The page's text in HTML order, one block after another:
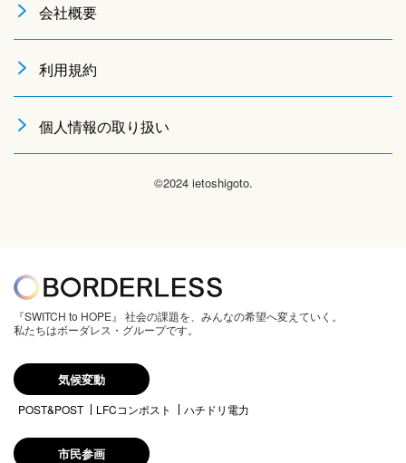
会社概要
利用規約
個人情報の取り扱い
©2024 ietoshigoto.
『SWITCH to HOPE』 社会の課題を、みんなの希望へ変えていく。
私たちはボーダレス・グループです。
気候変動
POST&POST LFCコンポスト ハチドリ電力
市民参画